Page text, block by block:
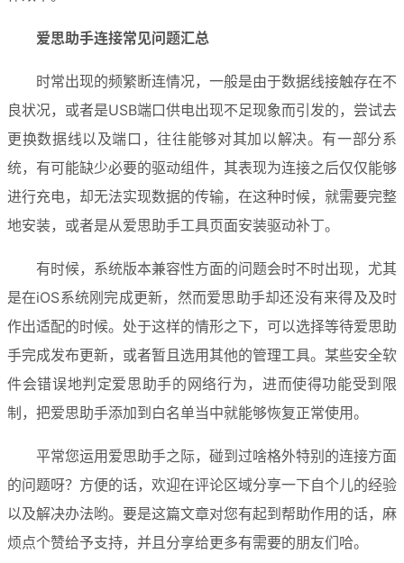
爱思助手连接常见问题汇总
时常出现的频繁断连情况，一般是由于数据线接触存在不
良状况，或者是USB端口供电出现不足现象而引发的，尝试去
更换数据线以及端口，往往能够对其加以解决。有一部分系
统，有可能缺少必要的驱动组件，其表现为连接之后仅仅能够
进行充电，却无法实现数据的传输，在这种时候，就需要完整
地安装，或者是从爱思助手工具页面安装驱动补丁。
有时候，系统版本兼容性方面的问题会时不时出现，尤其
是在iOS系统刚完成更新，然而爱思助手却还没有来得及及时
作出适配的时候。处于这样的情形之下，可以选择等待爱思助
手完成发布更新，或者暂且选用其他的管理工具。某些安全软
件会错误地判定爱思助手的网络行为，进而使得功能受到限
制，把爱思助手添加到白名单当中就能够恢复正常使用。
平常您运用爱思助手之际，碰到过啥格外特别的连接方面
的问题呀？方便的话，欢迎在评论区域分享一下自个儿的经验
以及解决办法哟。要是这篇文章对您有起到帮助作用的话，麻
烦点个赞给予支持，并且分享给更多有需要的朋友们哈。